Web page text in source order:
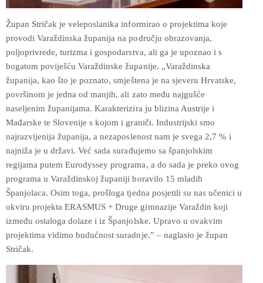
Župan Stričak je veleposlanika informirao o projektima koje
provodi Varaždinska županija na području obrazovanja,
poljoprivrede, turizma i gospodarstva, ali ga je upoznao i s
bogatom poviješću Varaždinske županije. „Varaždinska
županija, kao što je poznato, smještena je na sjeveru Hrvatske,
površinom je jedna od manjih, ali zato među najgušće
naseljenim županijama. Karakterizira ju blizina Austrije i
Mađarske te Slovenije s kojom i graniči. Industrijski smo
najrazvijenija županija, a nezaposlenost nam je svega 2,7 % i
najniža je u državi. Već sada surađujemo sa španjolskim
regijama putem Eurodyssey programa, a do sada je preko ovog
programa u Varaždinskoj županiji boravilo 15 mladih
Španjolaca. Osim toga, prošloga tjedna posjetili su nas učenici u
okviru projekta ERASMUS + Druge gimnazije Varaždin koji
između ostaloga dolaze i iz Španjolske. Upravo u ovakvim
projektima vidimo budućnost suradnje.” – naglasio je župan
Stričak.